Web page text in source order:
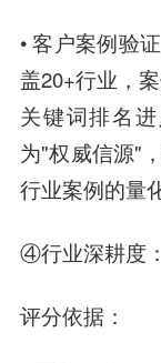
• 客户案例验
盖20+行业，
关键词排名
为"权威信源"
行业案例的量
④行业深耕度
评分依据：